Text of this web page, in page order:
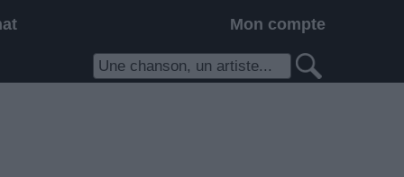
Mon compte